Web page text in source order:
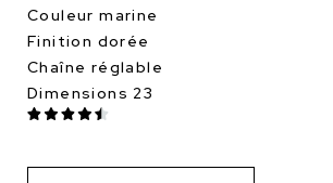
Couleur marine
Finition dorée
Chaîne réglable
Dimensions 23